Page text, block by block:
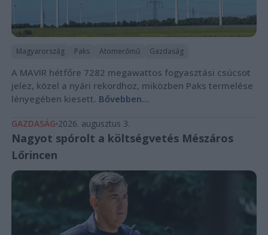
Magyarország Paks Atomerőmű Gazdaság
A MAVIR hétfőre 7282 megawattos fogyasztási csúcsot
jelez, közel a nyári rekordhoz, miközben Paks termelése
lényegében kiesett. Bővebben...
GAZDASÁG 2026. augusztus 3.
Nagyot spórolt a költségvetés Mészáros
Lőrincen